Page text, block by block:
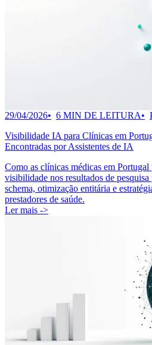
29/04/2026 6 MIN DE LEITURA
Visibilidade IA para Clínicas em
Encontradas por Assistentes de IA
Como as clínicas médicas em
visibilidade nos resultados de
schema, otimização entitária e
prestadores de saúde.
Ler mais ->